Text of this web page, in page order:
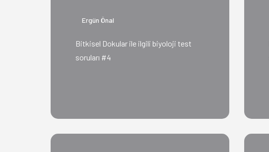
Ergün Önal
Bitkisel Dokular ile ilgili biyoloji test
soruları #4